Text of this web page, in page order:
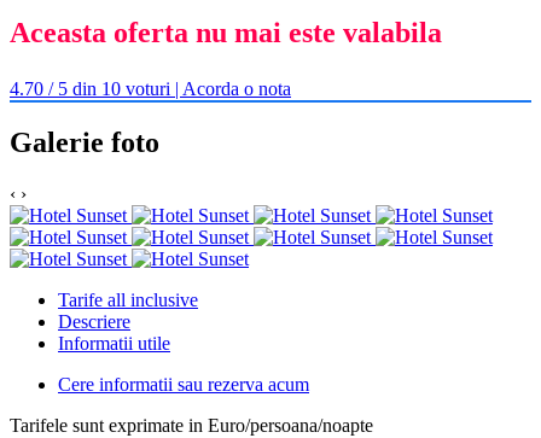
Aceasta oferta nu mai este valabila
4.70 / 5 din 10 voturi | Acorda o nota
Galerie foto
‹ ›
Tarife all inclusive
Descriere
Informatii utile
Cere informatii sau rezerva acum
Tarifele sunt exprimate in Euro/persoana/noapte